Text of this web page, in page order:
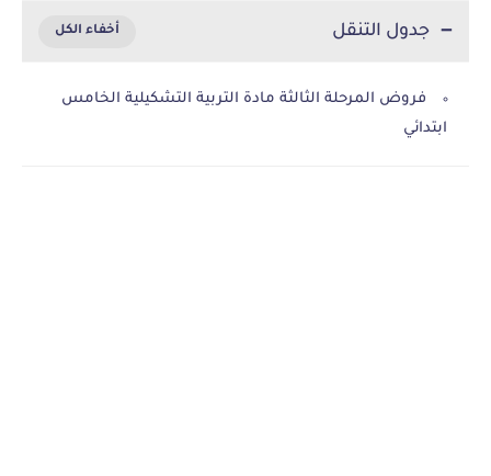
جدول التنقل
فروض المرحلة الثالثة مادة التربية التشكيلية الخامس
ابتدائي